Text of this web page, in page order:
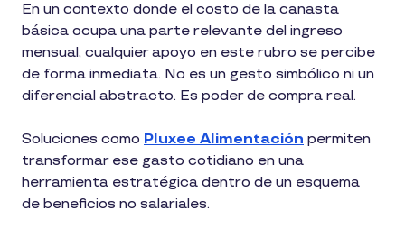
En un contexto donde el costo de la canasta
básica ocupa una parte relevante del ingreso
mensual, cualquier apoyo en este rubro se percibe
de forma inmediata. No es un gesto simbólico ni un
diferencial abstracto. Es poder de compra real.
Soluciones como Pluxee Alimentación permiten
transformar ese gasto cotidiano en una
herramienta estratégica dentro de un esquema
de beneficios no salariales.